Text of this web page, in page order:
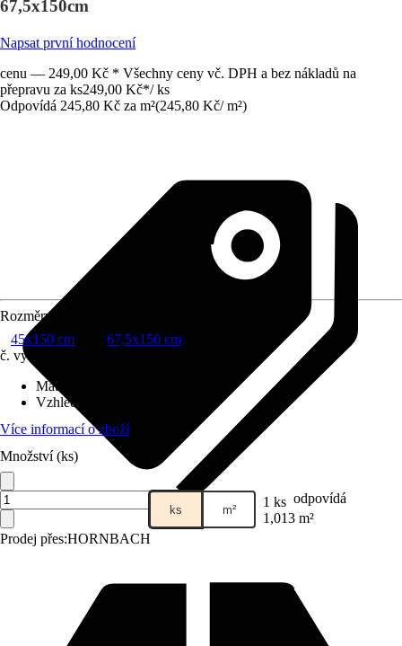
67,5x150cm
Napsat první hodnocení
cenu — 249,00 Kč * Všechny ceny vč. DPH a bez nákladů na
přepravu za ks249,00 Kč*/ ks
Odpovídá 245,80 Kč za m²(245,80 Kč/ m²)
Prodej přes:HORNBACH
Rozměry
45x150 cm
67,5x150 cm
č. výrobku
Materiál
Vzhled dekoru
Více informací o zboží
Množství (ks)
ks m² 1 ks odpovídá
1,013 m²